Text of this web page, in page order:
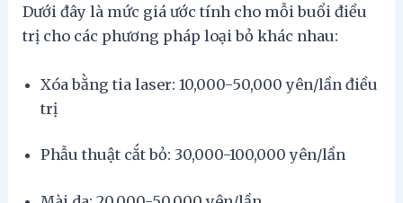
Dưới đây là mức giá ước tính cho mỗi buổi điều
trị cho các phương pháp loại bỏ khác nhau:
Xóa bằng tia laser: 10,000-50,000 yên/lần điều
trị
Phẫu thuật cắt bỏ: 30,000-100,000 yên/lần